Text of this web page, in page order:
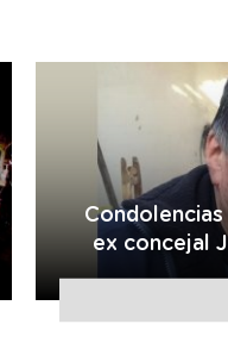
ex concejal